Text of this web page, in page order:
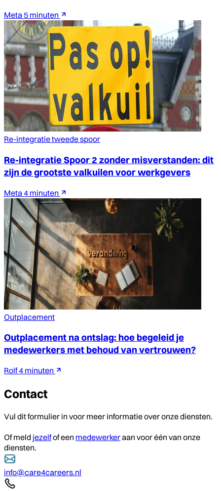
Meta 5 minuten
Re-integratie tweede spoor
Re-integratie Spoor 2 zonder misverstanden: dit
zijn de grootste valkuilen voor werkgevers
Meta 4 minuten
Outplacement
Outplacement na ontslag: hoe begeleid je
medewerkers met behoud van vertrouwen?
Rolf4 minuten
Contact
Vul dit formulier in voor meer informatie over onze diensten.
Of meld jezelfof een medewerkeraan voor één van onze
diensten.
info@care4careers.nl